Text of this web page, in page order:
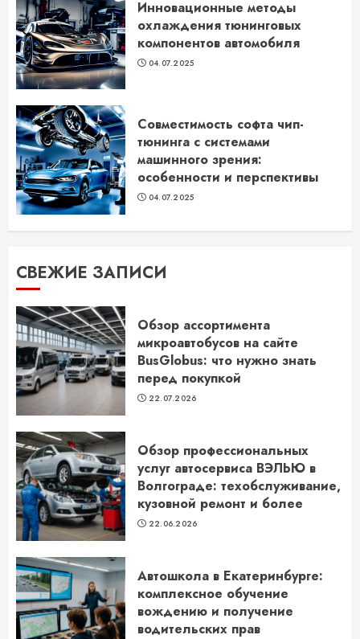
Инновационные методы
охлаждения тюнинговых
компонентов автомобиля
04.07.2025
Совместимость софта чип-
тюнинга с системами
машинного зрения:
особенности и перспективы
04.07.2025
СВЕЖИЕ ЗАПИСИ
Обзор ассортимента
микроавтобусов на сайте
BusGlobus: что нужно знать
перед покупкой
22.07.2026
Обзор профессиональных
услуг автосервиса ВЭЛЬЮ в
Волгограде: техобслуживание,
кузовной ремонт и более
22.06.2026
Автошкола в Екатеринбурге:
комплексное обучение
вождению и получение
водительских прав